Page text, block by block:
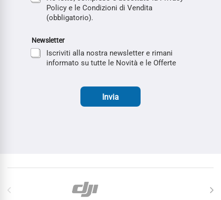
Policy e le Condizioni di Vendita
(obbligatorio).
Newsletter
Iscriviti alla nostra newsletter e rimani
informato su tutte le Novità e le Offerte
Invia